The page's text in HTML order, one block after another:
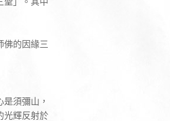
佛的因緣三
須彌山，
光輝反射於